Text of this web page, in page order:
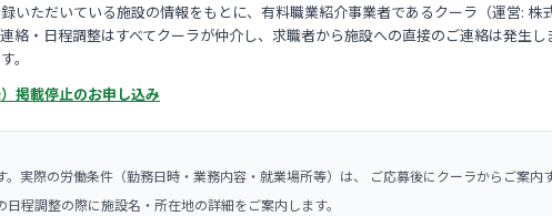
いただいている施設の情報をもとに、有料職業紹介事業者であるクーラ（運営:
絡・日程調整はすべてクーラが仲介し、求職者から施設への直接のご連絡は発生
。
掲載停止のお申し込み
実際の労働条件（勤務日時・業務内容・就業場所等）は、 ご応募後にクーラからご案内
程調整の際に施設名・所在地の詳細をご案内します。